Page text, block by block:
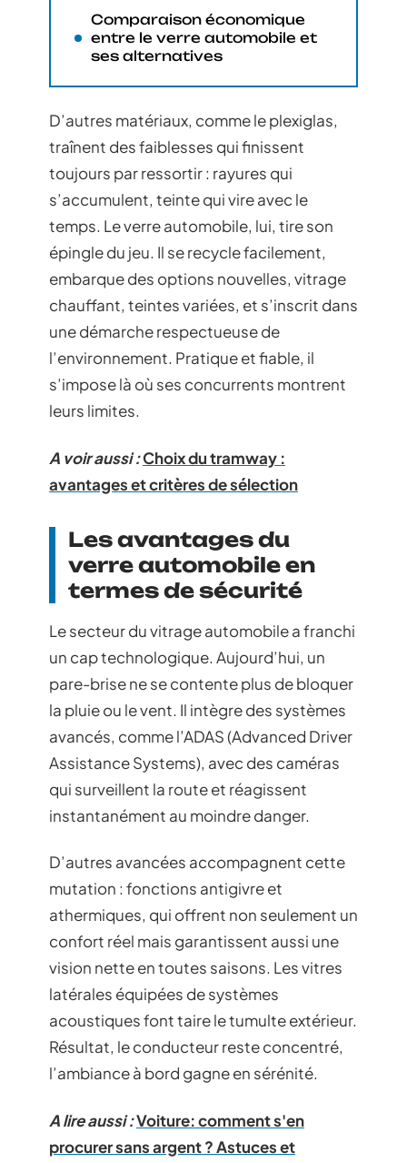
Comparaison économique
entre le verre automobile et
ses alternatives
D’autres matériaux, comme le plexiglas,
traînent des faiblesses qui finissent
toujours par ressortir : rayures qui
s’accumulent, teinte qui vire avec le
temps. Le verre automobile, lui, tire son
épingle du jeu. Il se recycle facilement,
embarque des options nouvelles, vitrage
chauffant, teintes variées, et s’inscrit dans
une démarche respectueuse de
l’environnement. Pratique et fiable, il
s’impose là où ses concurrents montrent
leurs limites.
A voir aussi :Choix du tramway :
avantages et critères de sélection
Les avantages du
verre automobile en
termes de sécurité
Le secteur du vitrage automobile a franchi
un cap technologique. Aujourd’hui, un
pare-brise ne se contente plus de bloquer
la pluie ou le vent. Il intègre des systèmes
avancés, comme l’ADAS (Advanced Driver
Assistance Systems), avec des caméras
qui surveillent la route et réagissent
instantanément au moindre danger.
D’autres avancées accompagnent cette
mutation : fonctions antigivre et
athermiques, qui offrent non seulement un
confort réel mais garantissent aussi une
vision nette en toutes saisons. Les vitres
latérales équipées de systèmes
acoustiques font taire le tumulte extérieur.
Résultat, le conducteur reste concentré,
l’ambiance à bord gagne en sérénité.
A lire aussi :Voiture: comment s'en
procurer sans argent ? Astuces et